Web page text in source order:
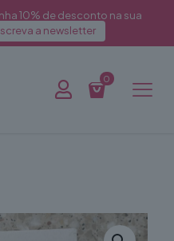
10% de desconto na sua
a newsletter
0